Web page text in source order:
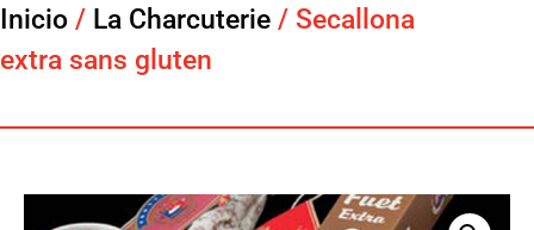
Inicio / La Charcuterie / Secallona
extra sans gluten